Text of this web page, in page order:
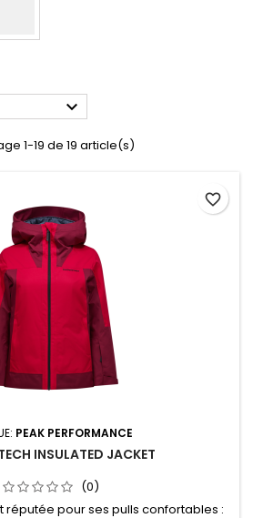

1-19 de 19 article(s)
PEAK PERFORMANCE
INSULATED JACKET
(0)
réputée pour ses pulls confortables :
favorite_border